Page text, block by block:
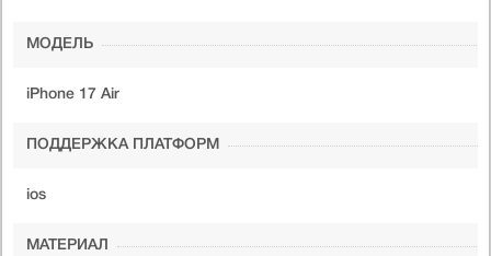
МОДЕЛЬ
iPhone 17 Air
ПОДДЕРЖКА ПЛАТФОРМ
ios
МАТЕРИАЛ